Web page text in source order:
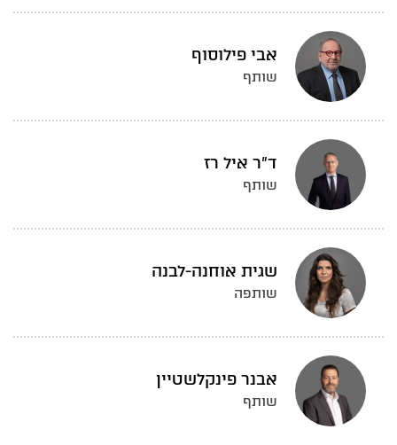
אבי פילוסוף
שותף
ד"ר איל רז
שותף
שגית אוחנה-לבנה
שותפה
אבנר פינקלשטיין
שותף